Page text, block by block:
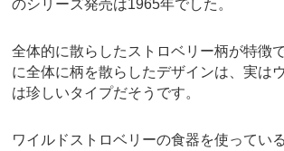
のシリーズ発売は1965年でした。
全体的に散らしたストロベリー柄が特徴
に全体に柄を散らしたデザインは、実は
は珍しいタイプだそうです。
ワイルドストロベリーの食器を使ってい